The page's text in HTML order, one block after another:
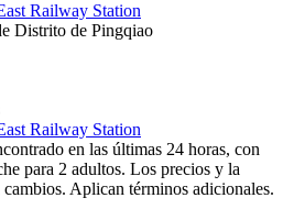
Railway Station
Distrito de Pingqiao
Railway Station
en las últimas 24 horas, con
para 2 adultos. Los precios y la
Aplican términos adicionales.